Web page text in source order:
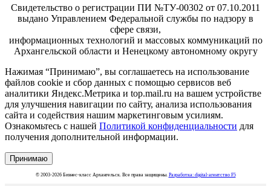
Свидетельство о регистрации ПИ №ТУ-00302 от 07.10.2011
выдано Управлением Федеральной службы по надзору в
сфере связи,
информационных технологий и массовых коммуникаций по
Архангельской области и Ненецкому автономному округу
Нажимая “Принимаю”, вы соглашаетесь на использование
файлов cookie и сбор данных с помощью сервисов веб
аналитики Яндекс.Метрика и top.mail.ru на вашем устройстве
для улучшения навигации по сайту, анализа использования
сайта и содействия нашим маркетинговым усилиям.
Ознакомьтесь с нашей Политикой конфиденциальности для
получения дополнительной информации.
Принимаю
© 2003-2026 Бизнес-класс Архангельск. Все права защищены. Разработка: digital-агентство F5